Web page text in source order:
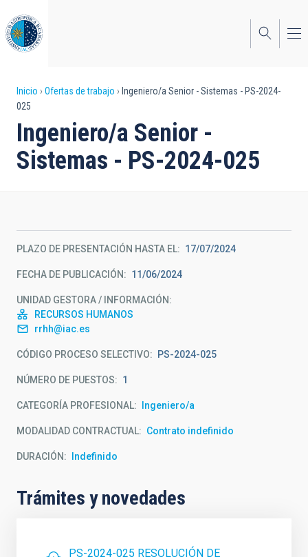
al
contenido
principal
Sobrescribir
enlaces
de
ayuda
navegación
Inicio Ofertas de trabajo
Ingeniero/a Senior - Sistemas - PS-2024-
025
Ingeniero/a Senior -
Sistemas - PS-2024-025
PLAZO DE PRESENTACIÓN HASTA EL 17/07/2024
FECHA DE PUBLICACIÓN 11/06/2024
UNIDAD GESTORA / INFORMACIÓN
RECURSOS HUMANOS
rrhh@iac.es
CÓDIGO PROCESO SELECTIVO PS-2024-025
NÚMERO DE PUESTOS 1
CATEGORÍA PROFESIONAL Ingeniero/a
MODALIDAD CONTRACTUAL Contrato indefinido
DURACIÓN Indefinido
Trámites y novedades
PS-2024-025 RESOLUCIÓN DE